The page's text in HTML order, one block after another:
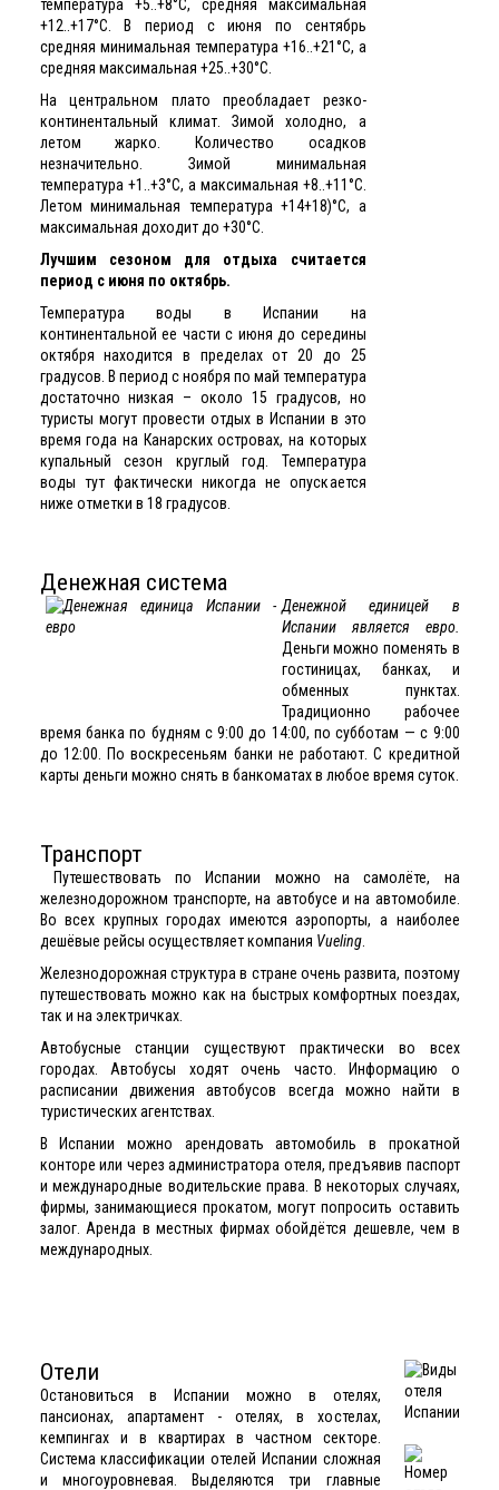
температура +5..+8°C, средняя максимальная
+12..+17°C. В период с июня по сентябрь
средняя минимальная температура +16..+21°C, а
средняя максимальная +25..+30°C.
На центральном плато преобладает резко-
континентальный климат. Зимой холодно, а
летом жарко. Количество осадков
незначительно. Зимой минимальная
температура +1..+3°C, а максимальная +8..+11°C.
Летом минимальная температура +14+18)°C, а
максимальная доходит до +30°C.
Лучшим сезоном для отдыха считается
период с июня по октябрь.
Температура воды в Испании на
континентальной ее части с июня до середины
октября находится в пределах от 20 до 25
градусов. В период с ноября по май температура
достаточно низкая – около 15 градусов, но
туристы могут провести отдых в Испании в это
время года на Канарских островах, на которых
купальный сезон круглый год. Температура
воды тут фактически никогда не опускается
ниже отметки в 18 градусов.
Денежная система
Денежной единицей в
Испании является евро.
Деньги можно поменять в
гостиницах, банках, и
обменных пунктах.
Традиционно рабочее
время банка по будням с 9:00 до 14:00, по субботам — с 9:00
до 12:00. По воскресеньям банки не работают. С кредитной
карты деньги можно снять в банкоматах в любое время суток.
Транспорт
Путешествовать по Испании можно на самолёте, на
железнодорожном транспорте, на автобусе и на автомобиле.
Во всех крупных городах имеются аэропорты, а наиболее
дешёвые рейсы осуществляет компания Vueling.
Железнодорожная структура в стране очень развита, поэтому
путешествовать можно как на быстрых комфортных поездах,
так и на электричках.
Автобусные станции существуют практически во всех
городах. Автобусы ходят очень часто. Информацию о
расписании движения автобусов всегда можно найти в
туристических агентствах.
В
Испании можно арендовать автомобиль в прокатной
конторе или через администратора отеля, предъявив паспорт
и международные водительские права. В некоторых случаях,
фирмы, занимающиеся прокатом, могут попросить оставить
залог. Аренда в местных фирмах обойдётся дешевле, чем в
международных.
Отели
Остановиться в Испании можно в отелях,
пансионах, апартамент - отелях, в хостелах,
кемпингах и в квартирах в частном секторе.
Система классификации отелей Испании сложная
и многоуровневая. Выделяются три главные